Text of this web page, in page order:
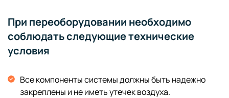
При переоборудовании необходимо
соблюдать следующие технические
условия
Все компоненты системы должны быть надежно
закреплены и не иметь утечек воздуха.